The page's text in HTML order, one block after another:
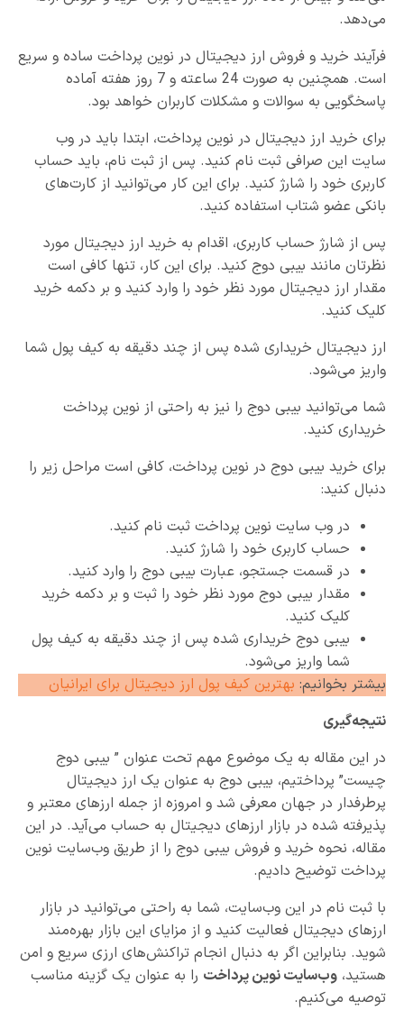
می‌دهد.
فرآیند خرید و فروش ارز دیجیتال در نوین پرداخت ساده و سریع
است. همچنین به صورت 24 ساعته و 7 روز هفته آماده
پاسخگویی به سوالات و مشکلات کاربران خواهد بود.
برای خرید ارز دیجیتال در نوین پرداخت، ابتدا باید در وب
سایت این صرافی ثبت نام کنید. پس از ثبت نام، باید حساب
کاربری خود را شارژ کنید. برای این کار می‌توانید از کارت‌های
بانکی عضو شتاب استفاده کنید.
پس از شارژ حساب کاربری، اقدام به خرید ارز دیجیتال مورد
نظرتان مانند بیبی دوج کنید. برای این کار، تنها کافی است
مقدار ارز دیجیتال مورد نظر خود را وارد کنید و بر دکمه خرید
کلیک کنید.
ارز دیجیتال خریداری شده پس از چند دقیقه به کیف پول شما
واریز می‌شود.
شما می‌توانید بیبی دوج را نیز به راحتی از نوین پرداخت
خریداری کنید.
برای خرید بیبی دوج در نوین پرداخت، کافی است مراحل زیر را
دنبال کنید:
در وب سایت نوین پرداخت ثبت نام کنید.
حساب کاربری خود را شارژ کنید.
در قسمت جستجو، عبارت بیبی دوج را وارد کنید.
مقدار بیبی دوج مورد نظر خود را ثبت و بر دکمه خرید
کلیک کنید.
بیبی دوج خریداری شده پس از چند دقیقه به کیف پول
شما واریز می‌شود.
بیشتر بخوانیم: بهترین کیف پول ارز دیجیتال برای ایرانیان
نتیجه‌گیری
در این مقاله به یک موضوع مهم تحت عنوان ” بیبی دوج
چیست” پرداختیم، بیبی دوج به عنوان یک ارز دیجیتال
پرطرفدار در جهان معرفی شد و امروزه از جمله ارزهای معتبر و
پذیرفته شده در بازار ارزهای دیجیتال به حساب می‌آید. در این
مقاله، نحوه خرید و فروش بیبی دوج را از طریق وب‌سایت نوین
پرداخت توضیح دادیم.
با ثبت نام در این وب‌سایت، شما به راحتی می‌توانید در بازار
ارزهای دیجیتال فعالیت کنید و از مزایای این بازار بهره‌مند
شوید. بنابراین اگر به دنبال انجام تراکنش‌های ارزی سریع و امن
هستید، وب‌سایت نوین پرداخت را به عنوان یک گزینه مناسب
توصیه می‌کنیم.